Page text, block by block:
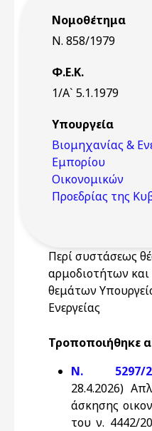
Νομοθέτημα
Ν. 858/1979
Φ.Ε.Κ.
1/Α` 5.1.1979
Υπουργεία
Βιομηχανίας &
Εμπορίου
Οικονομικών
Προεδρίας της
Περί συστάσεως
αρμοδιοτήτων
θεμάτων
Ενεργείας
Τροποποιήθηκε
Ν. 5297/
28.4.2026)
άσκησης
του ν. 4442/